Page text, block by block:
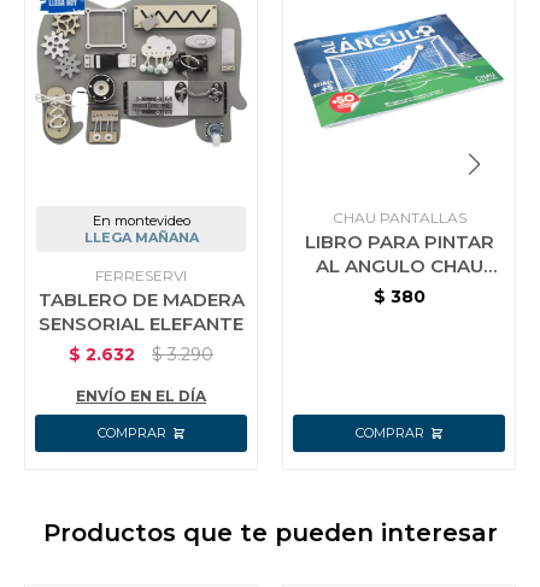
En montevideo
LLEGA MAÑANA
FERRESERVI
TABLERO DE MADERA
SENSORIAL ELEFANTE
$ 2.632 $ 3.290
ENVÍO EN EL DÍA
CHAU PANTALLAS
LIBRO PARA PINTAR
AL ANGULO CHAU
PANTALLA
$ 380
Productos que te pueden interesar